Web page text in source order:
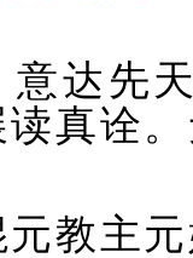
意达先
真诠
元教主